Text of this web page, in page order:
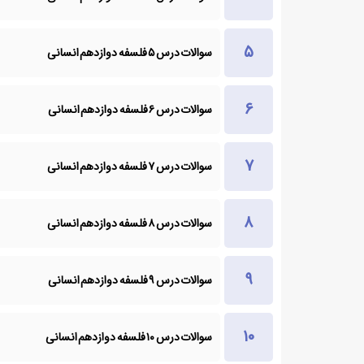
سوالات درس ۵ فلسفه دوازدهم انسانی
سوالات درس ۶ فلسفه دوازدهم انسانی
سوالات درس ۷ فلسفه دوازدهم انسانی
سوالات درس ۸ فلسفه دوازدهم انسانی
سوالات درس ۹ فلسفه دوازدهم انسانی
سوالات درس ۱۰ فلسفه دوازدهم انسانی